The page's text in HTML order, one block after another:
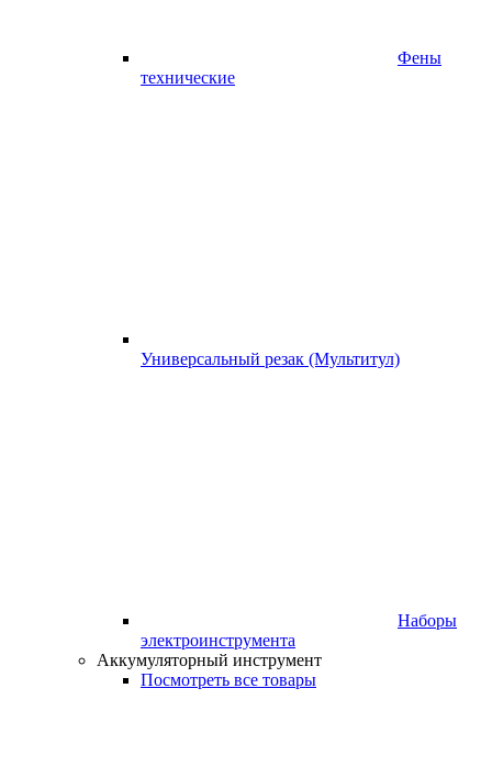
Фены
технические
Универсальный резак (Мультитул)
Наборы
электроинструмента
Аккумуляторный инструмент
Посмотреть все товары